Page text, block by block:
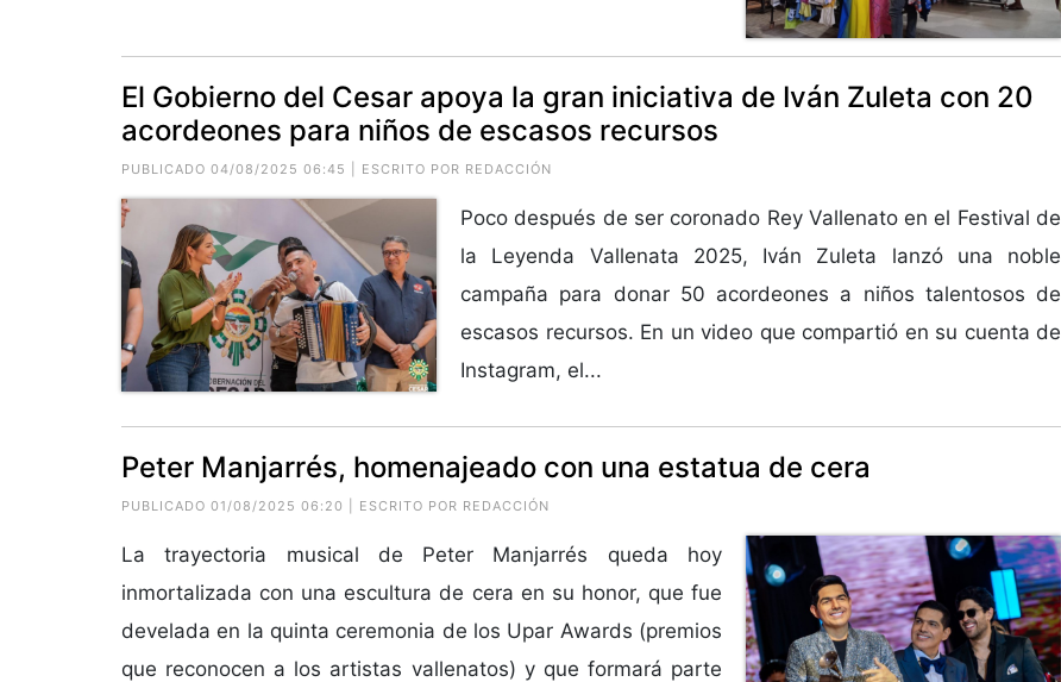
El Gobierno del Cesar apoya la gran iniciativa de Iván Zuleta con 20
acordeones para niños de escasos recursos
PUBLICADO 04/08/2025 06:45 | ESCRITO POR REDACCIÓN
Poco después de ser coronado Rey Vallenato en el Festival de
la Leyenda Vallenata 2025, Iván Zuleta lanzó una noble
campaña para donar 50 acordeones a niños talentosos de
escasos recursos. En un video que compartió en su cuenta de
Instagram, el...
Peter Manjarrés, homenajeado con una estatua de cera
PUBLICADO 01/08/2025 06:20 | ESCRITO POR REDACCIÓN
La trayectoria musical de Peter Manjarrés queda hoy
inmortalizada con una escultura de cera en su honor, que fue
develada en la quinta ceremonia de los Upar Awards (premios
que reconocen a los artistas vallenatos) y que formará parte